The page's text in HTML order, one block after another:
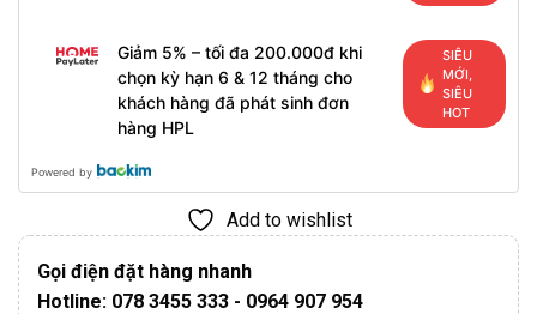
Giảm 5% – tối đa 200.000đ khi
chọn kỳ hạn 6 & 12 tháng cho
khách hàng đã phát sinh đơn
hàng HPL
SIÊU
MỚI,
SIÊU
HOT
Powered by
Add to wishlist
Gọi điện đặt hàng nhanh
Hotline: 078 3455 333 - 0964 907 954